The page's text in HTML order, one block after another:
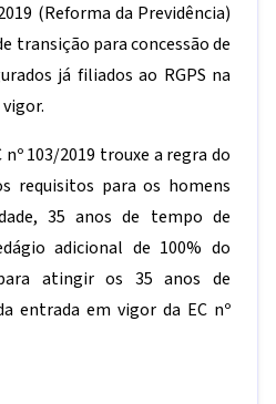
(Reforma da Previdência)
transição para concessão de
já filiados ao RGPS na
nº 103/2019 trouxe a regra do
requisitos para os homens
35 anos de tempo de
adicional de 100% do
atingir os 35 anos de
entrada em vigor da EC nº